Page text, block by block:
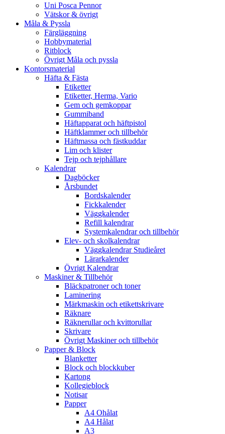
Uni Posca Pennor
Vätskor & övrigt
Måla & Pyssla
Färgläggning
Hobbymaterial
Ritblock
Övrigt Måla och pyssla
Kontorsmaterial
Häfta & Fästa
Etiketter
Etiketter, Herma, Vario
Gem och gemkoppar
Gummiband
Häftapparat och häftpistol
Häftklammer och tillbehör
Häftmassa och fästkuddar
Lim och klister
Tejp och tejphållare
Kalendrar
Dagböcker
Årsbundet
Bordskalender
Fickkalender
Väggkalender
Refill kalendrar
Systemkalendrar och tillbehör
Elev- och skolkalendrar
Väggkalendrar Studieåret
Lärarkalender
Övrigt Kalendrar
Maskiner & Tillbehör
Bläckpatroner och toner
Laminering
Märkmaskin och etikettskrivare
Räknare
Räknerullar och kvittorullar
Skrivare
Övrigt Maskiner och tillbehör
Papper & Block
Blanketter
Block och blockkuber
Kartong
Kollegieblock
Notisar
Papper
A4 Ohålat
A4 Hålat
A3